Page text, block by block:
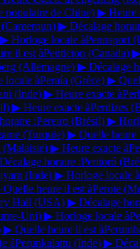
populaire de Chine) ▶ Heure
(Cameroun) ▶ Décalage
▶ Horloge locale àPennsport
il est àPenticton (Canada) ▶
(Allemagne) ▶ Décalage
locale àPeraía (Grèce) ▶
(Inde) ▶ Heure exacte à
▶ Heure exacte àPerdizes
:Pereiro (Brésil) ▶
(Turquie) ▶ Quelle heure
(Malaisie) ▶ Heure exacte à
Décalage horaire :Peritoró
(Inde) ▶ Horloge locale à
Quelle heure il est àPerote
Hall (USA) ▶ Décalage
Uni) ▶ Horloge locale à
▶ Quelle heure il est à
àPerunkalattu (Inde) ▶